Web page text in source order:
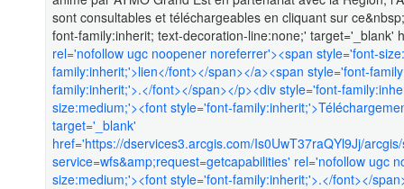
sont consultables et téléchargeables en cliquant sur
font-family:inherit; text-decoration-line:none;' target='_blank'
rel='nofollow ugc noopener noreferrer'><span style='font-
family:inherit;'>lien</font></span></a><span style='font-
family:inherit;'>.</font></span></p><div style='font-
size:medium;'><font style='font-
target='_blank'
href='https://dservices3.arcgis.com/Is0UwT37raQYl9Jj/
service=wfs&amp;request=getcapabilities' rel='nofollow ugc
size:medium;'><font style='font-family:inherit;'>.</font></